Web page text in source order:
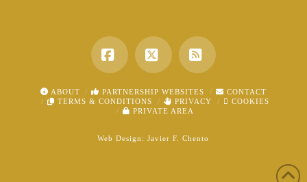
Facebook
X RSS
ABOUT PARTNERSHIP WEBSITES
CONTACT
TERMS & CONDITIONS
PRIVACY
COOKIES
PRIVATE AREA
Web Design:Javier F. Chento